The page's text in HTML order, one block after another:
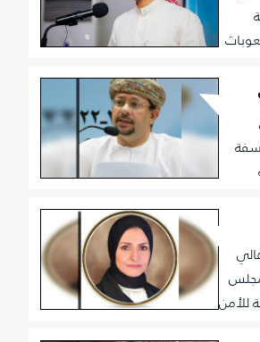
شارك في العديد من
منتدى الينابيع الهجرية، ومعجم
له ديوان مطبوع بعنوان
بعنوان "البعد الضائع في عالم
الرواية العالمية (عالم صوفي)،
الإسلامية وأشهر رموزها
للأمن